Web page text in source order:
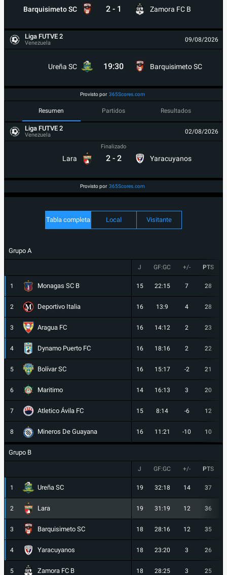
Barquisimeto SC 2 - 1 Zamora FC B
Liga FUTVE 2
Venezuela 09/08/2026
Ureña SC 19:30 Barquisimeto SC
Provisto por 365Scores.com
Resumen Partidos Resultados
Liga FUTVE 2
Venezuela 02/08/2026
Lara
Finalizado
2 - 2 Yaracuyanos
Provisto por 365Scores.com
Tabla completa Local Visitante
Grupo A
J GF:GC +/- PTS
1 Monagas SC B 15 22:15 7 28
2 Deportivo Italia 16 13:9 4 28
3 Aragua FC 16 14:12 2 23
4 Dynamo Puerto FC 16 18:16 2 22
5 Bolívar SC 16 15:17 -2 21
6 Maritimo 14 16:13 3 20
7 Atletico Ávila FC 15 8:14 -6 12
8 Mineros De Guayana 16 11:21 -10 10
Grupo B
J GF:GC +/- PTS
1 Ureña SC 19 32:18 14 37
2 Lara 19 31:19 12 36
3 Barquisimeto SC 18 28:16 12 35
4 Yaracuyanos 18 23:20 3 26
5 Zamora FC B 18 28:25 3 25